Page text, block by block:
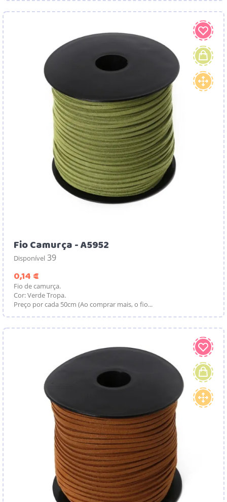
Fio Camurça - A5952
Disponível 39
0,14 €
Fio de camurça.
Cor: Verde Tropa.
Preço por cada 50cm (Ao comprar mais, o fio...